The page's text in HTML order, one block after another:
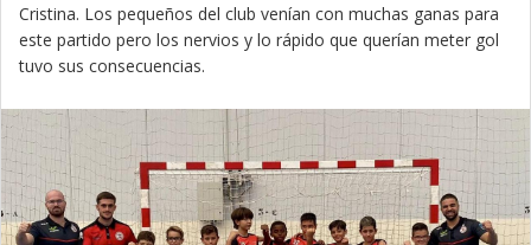
Cristina. Los pequeños del club venían con muchas ganas para
este partido pero los nervios y lo rápido que querían meter gol
tuvo sus consecuencias.